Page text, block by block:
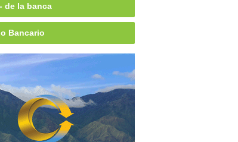
de la banca
Bancario